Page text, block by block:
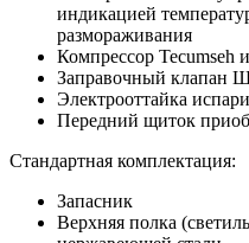
индикацией
размораживания
Компрессор Tecumseh
Заправочный клапан
Электрооттайка
Передний щиток
Стандартная комплектация:
Запасник
Верхняя полка